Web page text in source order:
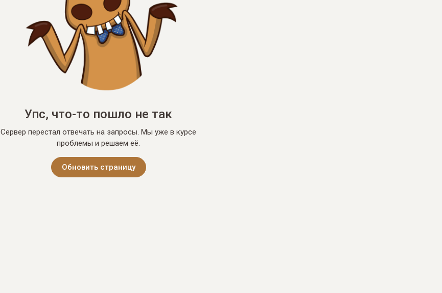
Упс, что-то пошло не так
Сервер перестал отвечать на запросы. Мы уже в курсе
проблемы и решаем её.
Обновить страницу